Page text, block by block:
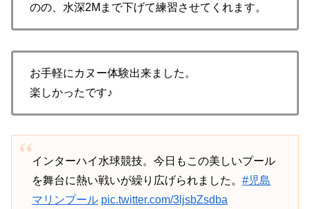
のの、水深2Mまで下げて練習させてくれます。
お手軽にカヌー体験出来ました。
楽しかったです♪
インターハイ水球競技。今日もこの美しいプール
を舞台に熱い戦いが繰り広げられました。 #児島
マリンプール pic.twitter.com/3ljsbZsdba